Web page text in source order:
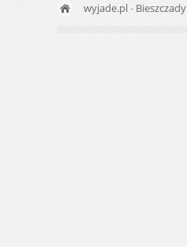
wyjade.pl- Bieszczady